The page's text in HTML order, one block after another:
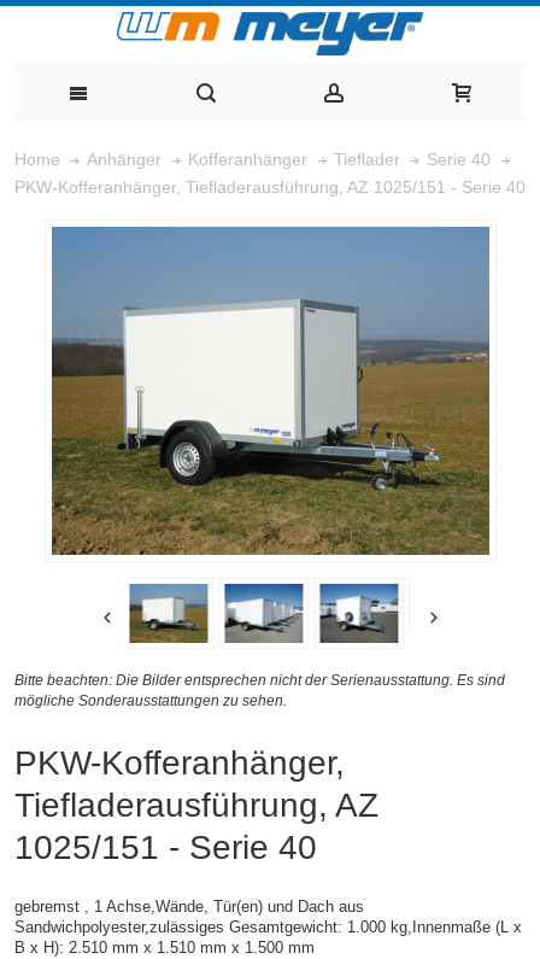
Home Anhänger Kofferanhänger Tieflader
Serie 40
PKW-Kofferanhänger, Tiefladerausführung, AZ 1025/151 - Serie 40
Bitte beachten: Die Bilder entsprechen nicht der Serienausstattung. Es sind
mögliche Sonderausstattungen zu sehen.
PKW-Kofferanhänger,
Tiefladerausführung, AZ
1025/151 - Serie 40
gebremst , 1 Achse,Wände, Tür(en) und Dach aus
Sandwichpolyester,zulässiges Gesamtgewicht: 1.000 kg, Innenmaße (L x
B x H): 2.510 mm x 1.510 mm x 1.500 mm